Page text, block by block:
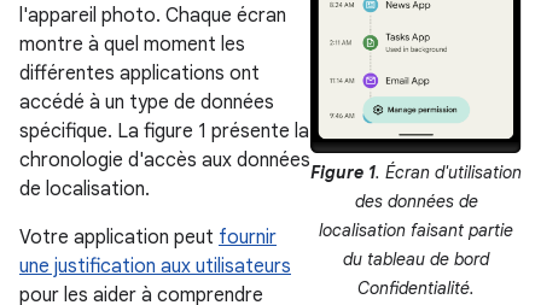
Figure 1. Écran d'utilisation
des données de
localisation faisant partie
du tableau de bord
Confidentialité.
l'appareil photo. Chaque écran
montre à quel moment les
différentes applications ont
accédé à un type de données
spécifique. La figure 1 présente la
chronologie d'accès aux données
de localisation.
Votre application peut fournir
une justification aux utilisateurs
pour les aider à comprendre